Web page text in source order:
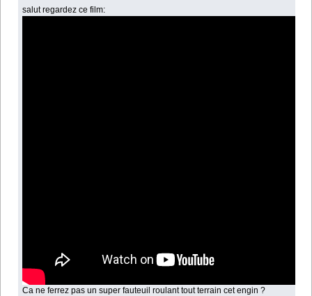
salut regardez ce film:
Ca ne ferrez pas un super fauteuil roulant tout terrain cet engin ?